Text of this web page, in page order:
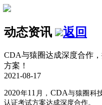
动态资讯 返回
CDA与猿圈达成深度合作
方案！
2021-08-17
2020年11 月， CDA与猿圈科
认证考试方案达成深度合作。